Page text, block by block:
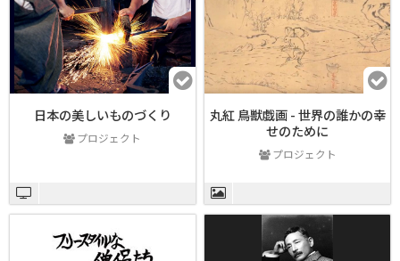
日本の美しいものづくり
プロジェクト
丸紅 鳥獣戯画 - 世界の誰かの幸
せのために
プロジェクト